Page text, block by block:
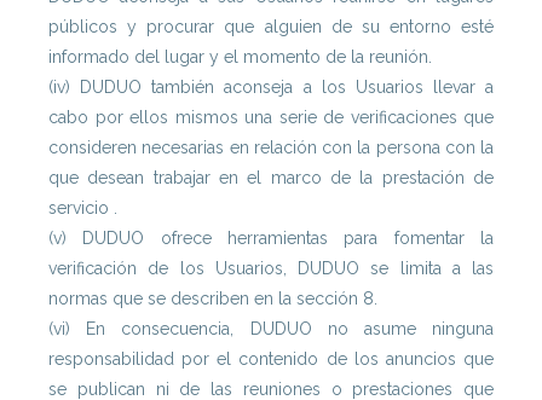
públicos y procurar que alguien de su entorno esté
informado del lugar y el momento de la reunión.
(iv) DUDUO también aconseja a los Usuarios llevar a
cabo por ellos mismos una serie de verificaciones que
consideren necesarias en relación con la persona con la
que desean trabajar en el marco de la prestación de
servicio .
(v) DUDUO ofrece herramientas para fomentar la
verificación de los Usuarios, DUDUO se limita a las
normas que se describen en la sección 8.
(vi) En consecuencia, DUDUO no asume ninguna
responsabilidad por el contenido de los anuncios que
se publican ni de las reuniones o prestaciones que